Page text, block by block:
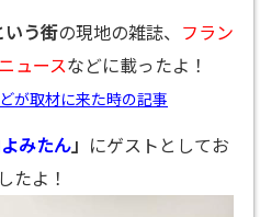
いう街の現地の雑誌、
フラン
ュース などに載ったよ！
が取材に来た時の記事
みたん 」
にゲストとしてお
たよ！